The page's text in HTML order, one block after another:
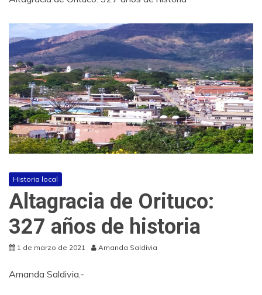
Historia local
Altagracia de Orituco:
327 años de historia
1 de marzo de 2021 Amanda Saldivia
Amanda Saldivia.-